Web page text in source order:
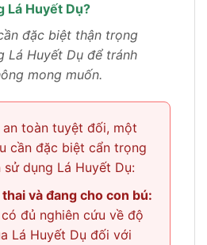
Lá Huyết Dụ?
đặc biệt thận trọng
Lá Huyết Dụ để tránh
mong muốn.
toàn tuyệt đối, một
cần đặc biệt cẩn trọng
sử dụng Lá Huyết Dụ:
và đang cho con bú:
đủ nghiên cứu về độ
Lá Huyết Dụ đối với